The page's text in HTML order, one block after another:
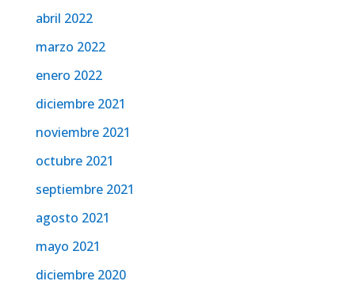
abril 2022
marzo 2022
enero 2022
diciembre 2021
noviembre 2021
octubre 2021
septiembre 2021
agosto 2021
mayo 2021
diciembre 2020